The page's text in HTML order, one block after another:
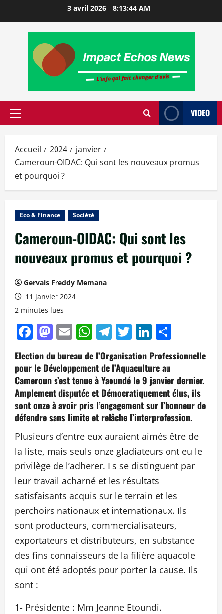
3 avril 2026 8:13:45 AM
VIDEO
Accueil 2024
janvier
Cameroun-OIDAC: Qui sont les nouveaux promus
et pourquoi ?
Eco & Finance Société
Cameroun-OIDAC: Qui sont les
nouveaux promus et pourquoi ?
Gervais Freddy Memana
11 janvier 2024
2 minutes lues
Facebook
Mastodon
EmailWhatsApp
Telegram
TwitterLinkedIn
Election du bureau de l’Organisation Professionnelle
pour le Développement de l’Aquaculture au
Cameroun s’est tenue à Yaoundé le 9 janvier dernier.
Amplement disputée et Démocratiquement élus, ils
sont onze à avoir pris l’engagement sur l’honneur de
défendre sans limite et relâche l’interprofession.
Plusieurs d’entre eux auraient aimés être de
la liste, mais seuls onze gladiateurs ont eu le
privilège de l’adherer. Ils se distinguent par
leur travail acharné et les résultats
satisfaisants acquis sur le terrain et les
perchoirs nationaux et internationaux. Ils
sont producteurs, commercialisateurs,
exportateurs et distributeurs, en substance
des fins connaisseurs de la filière aquacole
qui ont été adoptés pour porter la cause. Ils
sont :
1- Présidente : Mm Jeanne Etoundi.